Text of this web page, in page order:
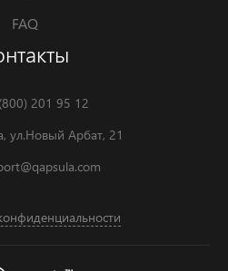
FAQ
201 95 12
ул.Новый Арбат, 21